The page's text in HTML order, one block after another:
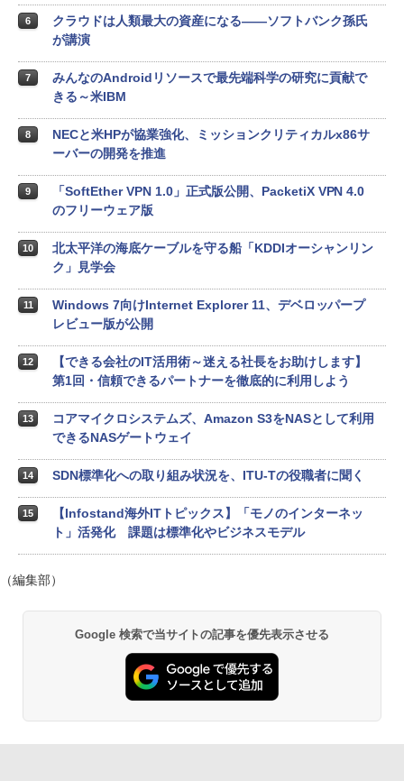
6
クラウドは人類最大の資産になる――ソフトバンク孫氏
が講演
7
みんなのAndroidリソースで最先端科学の研究に貢献で
きる～米IBM
8
NECと米HPが協業強化、ミッションクリティカルx86サ
ーバーの開発を推進
9
「SoftEther VPN 1.0」正式版公開、PacketiX VPN 4.0
のフリーウェア版
10
北太平洋の海底ケーブルを守る船「KDDIオーシャンリン
ク」見学会
11
Windows 7向けInternet Explorer 11、デベロッパープ
レビュー版が公開
12
【できる会社のIT活用術～迷える社長をお助けします】
第1回・信頼できるパートナーを徹底的に利用しよう
13
コアマイクロシステムズ、Amazon S3をNASとして利用
できるNASゲートウェイ
14 SDN標準化への取り組み状況を、ITU-Tの役職者に聞く
15
【Infostand海外ITトピックス】「モノのインターネッ
ト」活発化 課題は標準化やビジネスモデル
（編集部）
Google 検索で当サイトの記事を優先表示させる